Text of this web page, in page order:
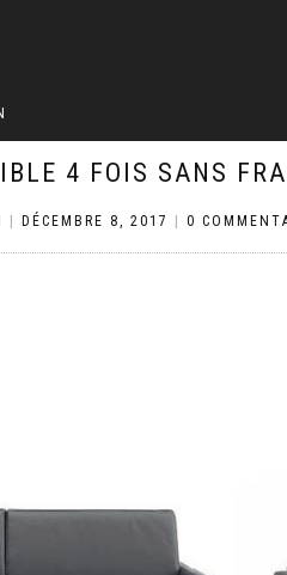
4 FOIS SANS
DÉCEMBRE 8, 2017 0